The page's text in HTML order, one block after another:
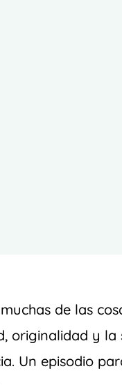
de las
originalidad y
Un episodio